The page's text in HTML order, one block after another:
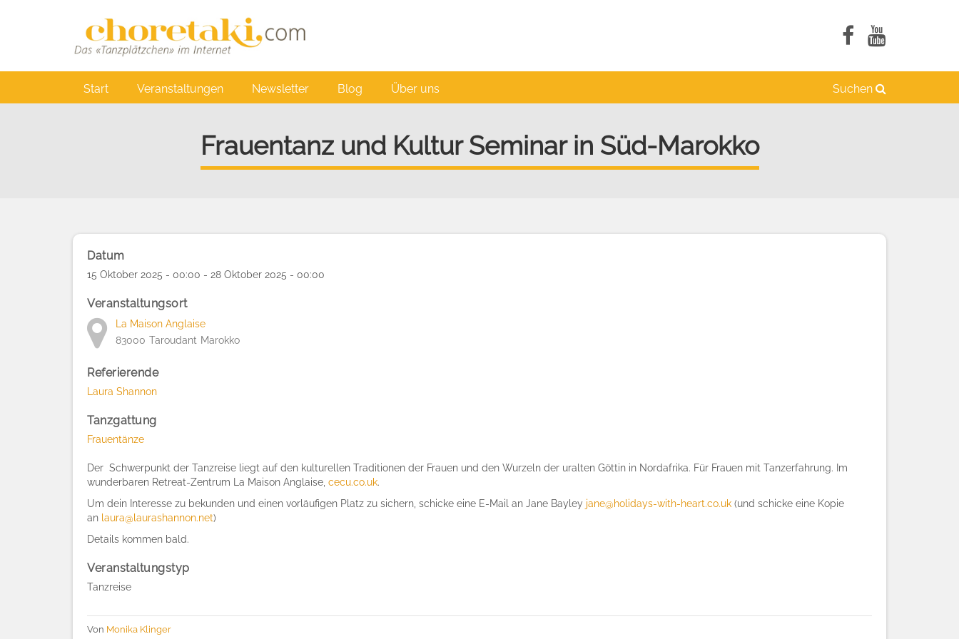
Main
navigation
Start Veranstaltungen Newsletter Blog Über uns Suchen
Frauentanz und Kultur Seminar in Süd-Marokko
Datum
15 Oktober 2025 - 00:00 - 28 Oktober 2025 - 00:00
Veranstaltungsort
La Maison Anglaise
83000 Taroudant Marokko
Referierende
Laura Shannon
Tanzgattung
Frauentänze
Der Schwerpunkt der Tanzreise liegt auf den kulturellen Traditionen der Frauen und den Wurzeln der uralten Göttin in Nordafrika. Für Frauen mit Tanzerfahrung. Im
wunderbaren Retreat-Zentrum La Maison Anglaise, cecu.co.uk.
Um dein Interesse zu bekunden und einen vorläufigen Platz zu sichern, schicke eine E-Mail an Jane Bayley jane@holidays-with-heart.co.uk (und schicke eine Kopie
an laura@laurashannon.net)
Details kommen bald.
Veranstaltungstyp
Tanzreise
Von Monika Klinger